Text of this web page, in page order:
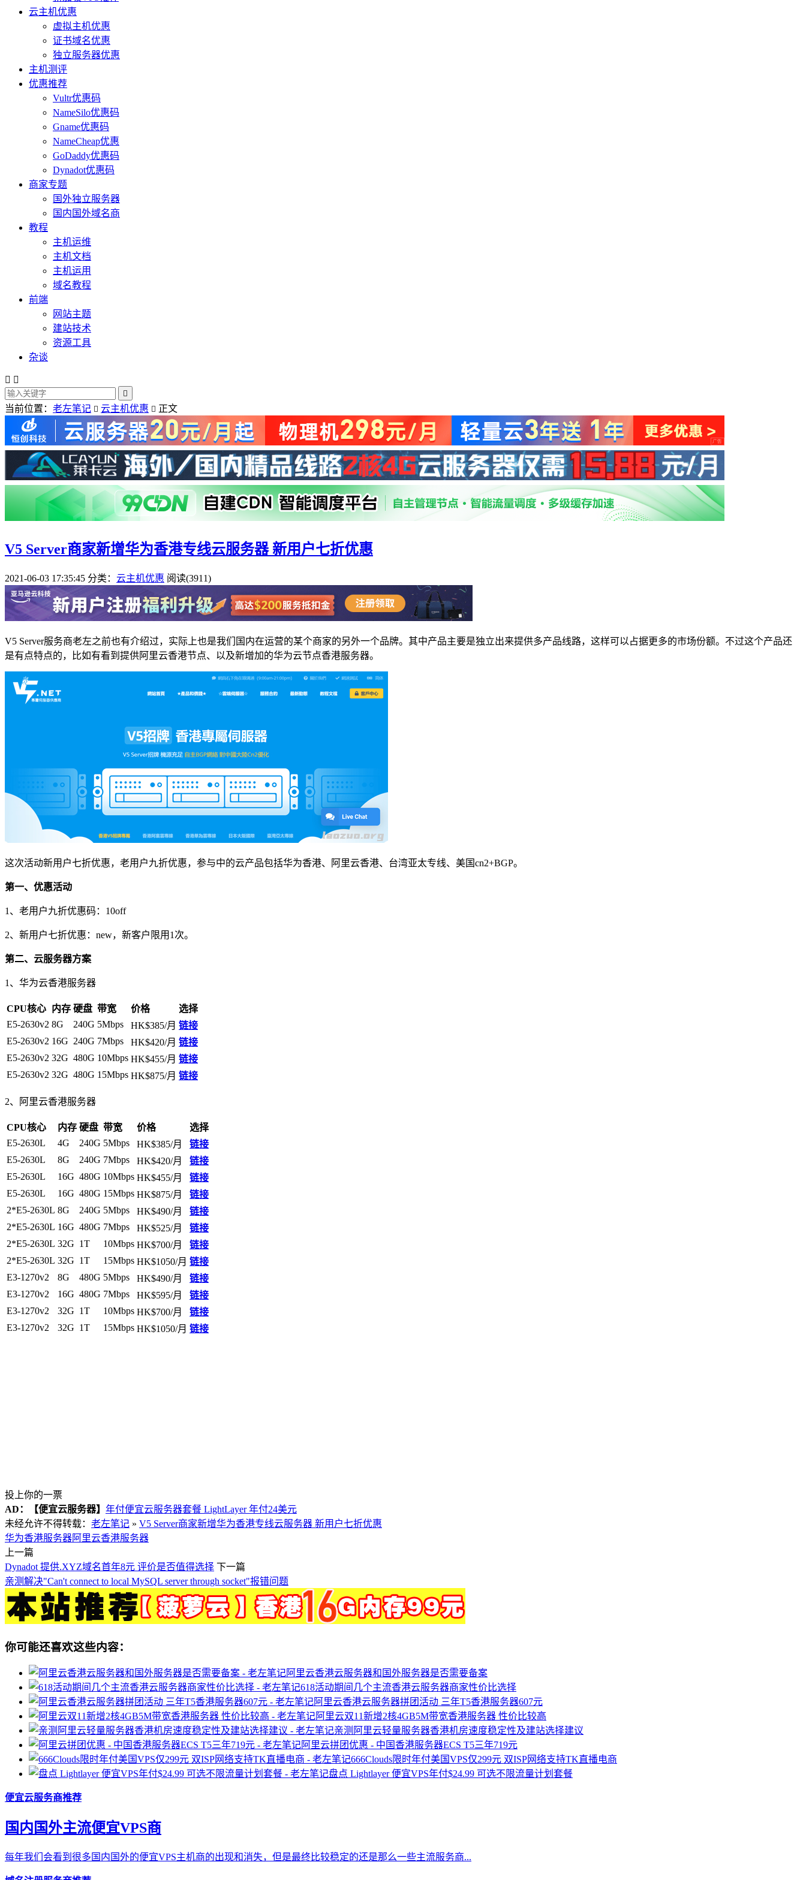
云主机优惠
虚拟主机优惠
证书域名优惠
独立服务器优惠
主机测评
优惠推荐
Vultr优惠码
NameSilo优惠码
Gname优惠码
NameCheap优惠
GoDaddy优惠码
Dynadot优惠码
商家专题
国外独立服务器
国内国外域名商
教程
主机运维
主机文档
主机运用
域名教程
前端
网站主题
建站技术
资源工具
杂谈
 

当前位置： 老左笔记  云主机优惠  正文
V5 Server商家新增华为香港专线云服务器 新用户七折优惠
2021-06-03 17:35:45 分类： 云主机优惠 阅读(3911)
V5 Server服务商老左之前也有介绍过，实际上也是我们国内在运营的某个商家的另外一个品牌。其中产品主要是独立出来提供多产品线路，这样可以占据更多的市场份额。不过这个产品还
是有点特点的，比如有看到提供阿里云香港节点、以及新增加的华为云节点香港服务器。
这次活动新用户七折优惠，老用户九折优惠，参与中的云产品包括华为香港、阿里云香港、台湾亚太专线、美国cn2+BGP。
第一、优惠活动
1、老用户九折优惠码： 10off
2、新用户七折优惠： new，新客户限用1次。
第二、云服务器方案
1、华为云香港服务器
CPU核心 内存 硬盘 带宽 价格
选择
E5-2630v2 8G 240G 5Mbps HK$385/月 链接
E5-2630v2 16G 240G 7Mbps HK$420/月 链接
E5-2630v2 32G 480G 10Mbps HK$455/月 链接
E5-2630v2 32G 480G 15Mbps HK$875/月 链接
2、阿里云香港服务器
CPU核心 内存 硬盘 带宽 价格
选择
E5-2630L
4G 240G 5Mbps HK$385/月
链接
E5-2630L
8G 240G 7Mbps HK$420/月
链接
E5-2630L
16G 480G 10Mbps HK$455/月
链接
E5-2630L
16G 480G 15Mbps HK$875/月
链接
2*E5-2630L 8G 240G 5Mbps HK$490/月
链接
2*E5-2630L 16G 480G 7Mbps HK$525/月
链接
2*E5-2630L 32G 1T 10Mbps HK$700/月
链接
2*E5-2630L 32G 1T 15Mbps HK$1050/月 链接
E3-1270v2
8G 480G 5Mbps HK$490/月
链接
E3-1270v2
16G 480G 7Mbps HK$595/月
链接
E3-1270v2
32G 1T 10Mbps HK$700/月
链接
E3-1270v2
32G 1T 15Mbps HK$1050/月 链接
投上你的一票
AD：
【便宜云服务器】 年付便宜云服务器套餐 LightLayer 年付24美元
未经允许不得转载： 老左笔记 » V5 Server商家新增华为香港专线云服务器 新用户七折优惠
华为香港服务器阿里云香港服务器
上一篇
Dynadot 提供.XYZ域名首年8元 评价是否值得选择 下一篇
亲测解决"Can't connect to local MySQL server through socket"报错问题
你可能还喜欢这些内容：
阿里云香港云服务器和国外服务器是否需要备案
618活动期间几个主流香港云服务器商家性价比选择
阿里云香港云服务器拼团活动 三年T5香港服务器607元
阿里云双11新增2核4GB5M带宽香港服务器 性价比较高
亲测阿里云轻量服务器香港机房速度稳定性及建站选择建议
阿里云拼团优惠 - 中国香港服务器ECS T5三年719元
666Clouds限时年付美国VPS仅299元 双ISP网络支持TK直播电商
盘点 Lightlayer 便宜VPS年付$24.99 可选不限流量计划套餐
便宜云服务商推荐
国内国外主流便宜VPS商
每年我们会看到很多国内国外的便宜VPS主机商的出现和消失，但是最终比较稳定的还是那么一些主流服务商...